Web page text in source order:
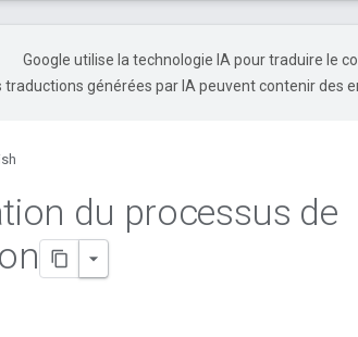
Google utilise la technologie IA pour traduire le
traductions générées par IA peuvent contenir des
du processus de